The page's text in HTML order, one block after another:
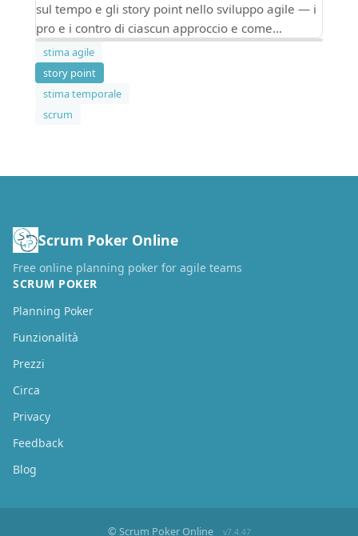
sul tempo e gli story point nello sviluppo agile — i
pro e i contro di ciascun approccio e come
scegliere quello giusto per il tuo team.
stima agile
story point
stima temporale
scrum
Scrum Poker Online
Free online planning poker for agile teams
SCRUM POKER
Planning Poker
Funzionalità
Prezzi
Circa
Privacy
Feedback
Blog
© Scrum Poker Online v7.4.47